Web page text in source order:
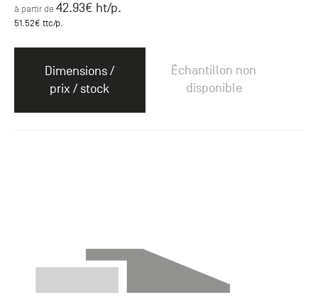
à partir de 42.93€ ht/p.
51.52€ ttc/p.
Dimensions /
prix / stock
Échantillon non
disponible